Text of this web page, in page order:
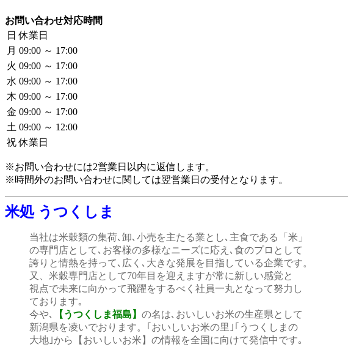
お問い合わせ対応時間
日 休業日
月 09:00 ～ 17:00
火 09:00 ～ 17:00
水 09:00 ～ 17:00
木 09:00 ～ 17:00
金 09:00 ～ 17:00
土 09:00 ～ 12:00
祝 休業日
※お問い合わせには2営業日以内に返信します。
※時間外のお問い合わせに関しては翌営業日の受付となります。
米処 うつくしま
当社は米穀類の集荷､卸､小売を主たる業とし､主食である「米」
の専門店として､お客様の多様なニーズに応え､食のプロとして
誇りと情熱を持って､広く､大きな発展を目指している企業です。
又、米穀専門店として70年目を迎えますが常に新しい感覚と
視点で未来に向かって飛躍をするべく社員一丸となって努力し
ております｡
今や､
【うつくしま福島】 の名は､おいしいお米の生産県として
新潟県を凌いでおります。｢おいしいお米の里｣｢うつくしまの
大地｣から【おいしいお米】の情報を全国に向けて発信中です｡